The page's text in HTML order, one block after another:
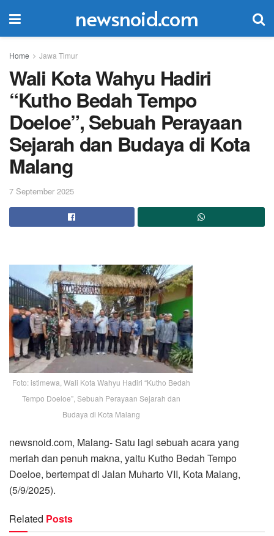
newsnoid.com
Home Jawa Timur
Wali Kota Wahyu Hadiri
“Kutho Bedah Tempo
Doeloe”, Sebuah Perayaan
Sejarah dan Budaya di Kota
Malang
7 September 2025
Foto: istimewa, Wali Kota Wahyu Hadiri “Kutho Bedah
Tempo Doeloe”, Sebuah Perayaan Sejarah dan
Budaya di Kota Malang
newsnoid.com, Malang- Satu lagi sebuah acara yang
meriah dan penuh makna, yaitu Kutho Bedah Tempo
Doeloe, bertempat di Jalan Muharto VII, Kota Malang,
(5/9/2025).
Related Posts